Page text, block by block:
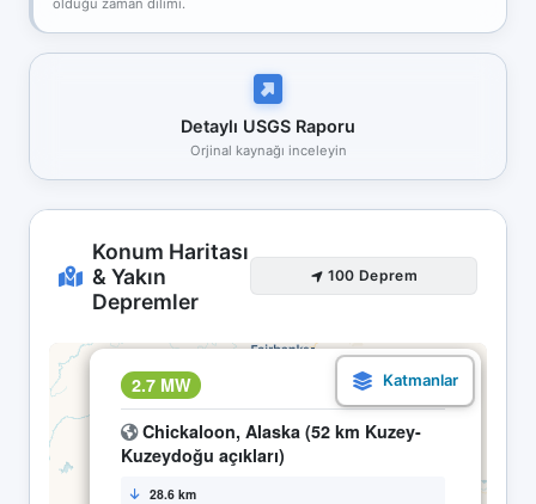
Detaylı USGS Raporu
Orjinal kaynağı inceleyin
Konum Haritası
& Yakın
Depremler
100 Deprem
2.7 MW 08.05 23:04
Chickaloon, Alaska (52 km Kuzey-
Kuzeydoğu açıkları)
28.6 km
×